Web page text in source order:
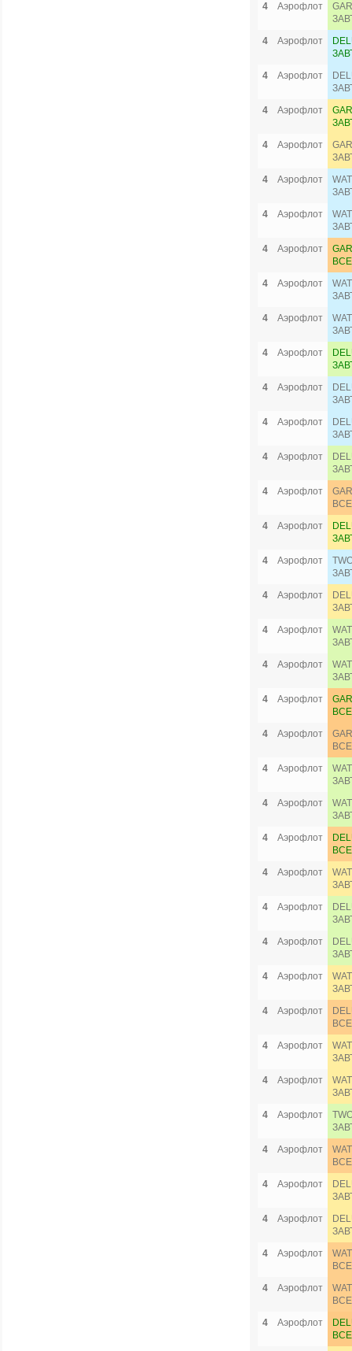
4 Аэрофлот
4
Аэрофлот
4
Аэрофлот
4
Аэрофлот
4
Аэрофлот
4
Аэрофлот
4
Аэрофлот
4
Аэрофлот
4
Аэрофлот
4
Аэрофлот
4
Аэрофлот
4
Аэрофлот
4
Аэрофлот
4
Аэрофлот
4
Аэрофлот
4
Аэрофлот
4
Аэрофлот
4
Аэрофлот
4
Аэрофлот
4
Аэрофлот
4
Аэрофлот
4
Аэрофлот
4
Аэрофлот
4
Аэрофлот
4
Аэрофлот
4
Аэрофлот
4
Аэрофлот
4
Аэрофлот
4
Аэрофлот
4
Аэрофлот
4
Аэрофлот
4
Аэрофлот
4
Аэрофлот
4
Аэрофлот
4
Аэрофлот
4
Аэрофлот
4
Аэрофлот
4
Аэрофлот
4
Аэрофлот